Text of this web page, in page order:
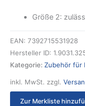
Größe 2:
EAN: 7392715531928
Hersteller ID:
Kategorie: Zubehör für
inkl. MwSt. zzgl.
Zur Merkliste